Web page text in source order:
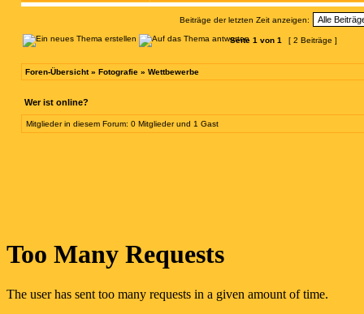
Beiträge der letzten Zeit anzeigen:
Seite 1 von 1 [ 2 Beiträge ]
Foren-Übersicht» Fotografie » Wettbewerbe
Wer ist online?
Mitglieder in diesem Forum: 0 Mitglieder und 1 Gast